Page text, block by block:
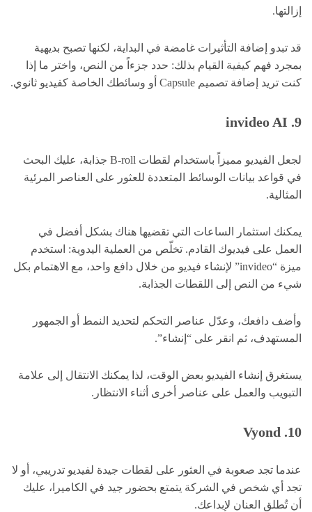
إزالتها.
قد تبدو إضافة التأثيرات غامضة في البداية، لكنها تصبح بديهية
بمجرد فهم كيفية القيام بذلك: حدد جزءاً من النص، واختر ما إذا
كنت تريد إضافة تصميم Capsule أو وسائطك الخاصة كفيديو ثانوي.
9. invideo AI
لجعل الفيديو مميزاً باستخدام لقطات B-roll جذابة، عليك البحث
في قواعد بيانات الوسائط المتعددة للعثور على العناصر المرئية
المثالية.
يمكنك استثمار الساعات التي تقضيها هناك بشكل أفضل في
العمل على فيديوك القادم. تخلّص من العملية اليدوية: استخدم
ميزة “invideo” لإنشاء فيديو من خلال دافع واحد، مع الاهتمام بكل
شيء من النص إلى اللقطات الجذابة.
وأضف دافعك، وعدّل عناصر التحكم لتحديد النمط أو الجمهور
المستهدف، ثم انقر على “إنشاء”.
يستغرق إنشاء الفيديو بعض الوقت، لذا يمكنك الانتقال إلى علامة
التبويب والعمل على عناصر أخرى أثناء الانتظار.
10. Vyond
عندما تجد صعوبة في العثور على لقطات جيدة لفيديو تدريبي، أو لا
تجد أي شخص في الشركة يتمتع بحضور جيد في الكاميرا، عليك
أن تُطلق العنان لإبداعك.